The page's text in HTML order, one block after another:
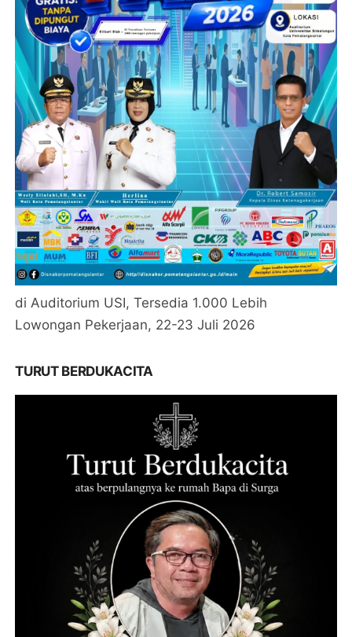
di Auditorium USI, Tersedia 1.000 Lebih
Lowongan Pekerjaan, 22-23 Juli 2026
TURUT BERDUKACITA